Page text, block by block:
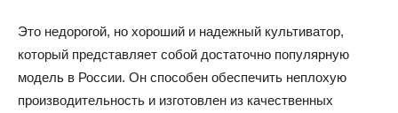
Это недорогой, но хороший и надежный культиватор,
который представляет собой достаточно популярную
модель в России. Он способен обеспечить неплохую
производительность и изготовлен из качественных